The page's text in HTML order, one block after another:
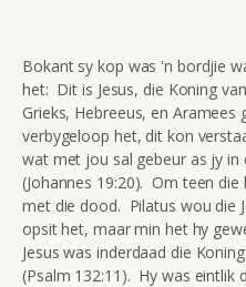
Bokant sy kop was 'n bordjie
het: Dit is Jesus, die Koning
Grieks, Hebreeus, en
verbygeloop het, dit kon
wat met jou sal gebeur as jy in
(Johannes 19:20). Om teen
met die dood. Pilatus wou die
opsit het, maar min het hy
Jesus was inderdaad die
(Psalm 132:11). Hy was eintlik